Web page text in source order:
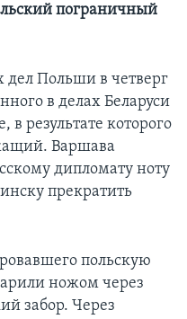
пограничный
Польши в четверг
в делах Беларуси
результате которого
Варшава
дипломату ноту
прекратить
польскую
ножом через
забор. Через